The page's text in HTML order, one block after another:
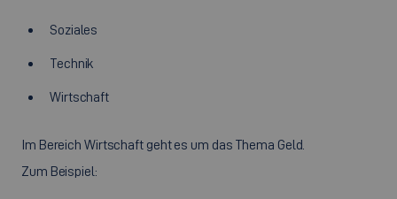
Soziales
Technik
Wirtschaft
Im Bereich Wirtschaft geht es um das Thema Geld.
Zum Beispiel: